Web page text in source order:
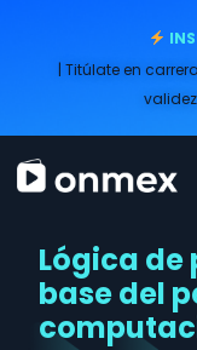
| Titúlate en
validez
Lógica
base del